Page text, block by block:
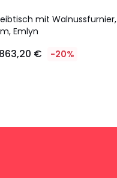
mit Walnussfurnier,
Emlyn
€ -20%